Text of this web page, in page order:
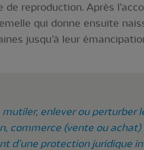
de reproduction. Après
qui donne ensuite
jusqu’à leur
enlever ou perturber
commerce (vente ou
d’une protection juridique